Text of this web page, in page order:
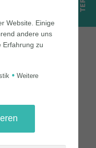
Website. Einige
andere uns
Erfahrung zu
• Weitere